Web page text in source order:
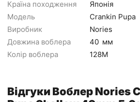
Країна походження
Японія
Модель
Crankin Pupa
Виробник
Nories
Довжина воблера
40 мм
Колір воблера
128M
Відгуки Воблер Nories